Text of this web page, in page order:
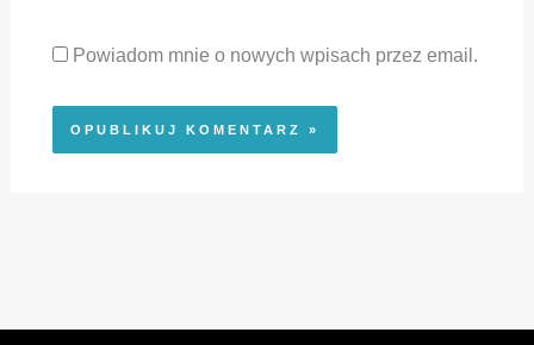
Powiadom mnie o nowych wpisach przez email.